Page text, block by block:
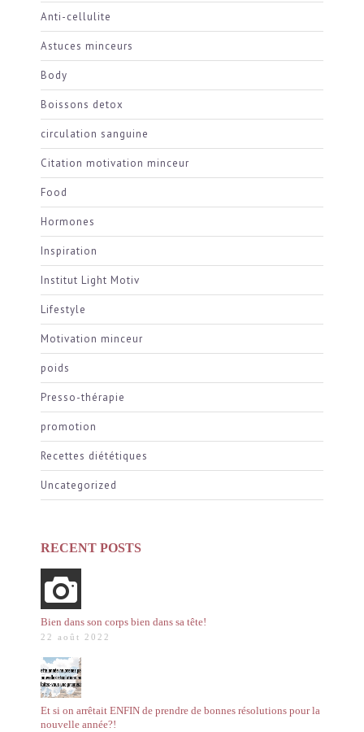
Anti-cellulite
Astuces minceurs
Body
Boissons detox
circulation sanguine
Citation motivation minceur
Food
Hormones
Inspiration
Institut Light Motiv
Lifestyle
Motivation minceur
poids
Presso-thérapie
promotion
Recettes diététiques
Uncategorized
RECENT POSTS
Bien dans son corps bien dans sa tête!
22 août 2022
Et si on arrêtait ENFIN de prendre de bonnes résolutions pour la
nouvelle année?!